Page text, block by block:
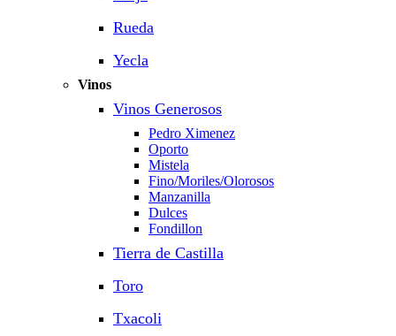
Rueda
Yecla
Vinos
Vinos Generosos
Pedro Ximenez
Oporto
Mistela
Fino/Moriles/Olorosos
Manzanilla
Dulces
Fondillon
Tierra de Castilla
Toro
Txacoli